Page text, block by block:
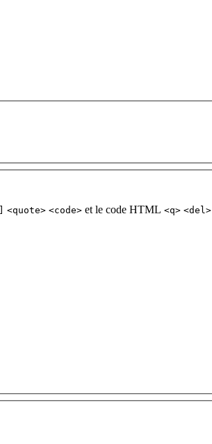
<quote> <code> et le code HTML <q> <del>